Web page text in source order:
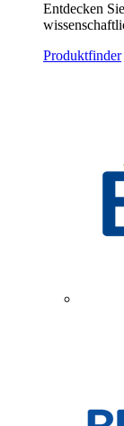
Entdecken
Produktfinder